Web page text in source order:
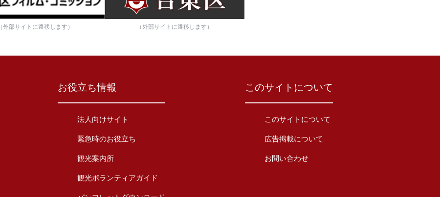
（外部サイトに遷移します） （外部サイトに遷移します）
お役立ち情報
法人向けサイト
緊急時のお役立ち
観光案内所
観光ボランティアガイド
このサイトについて
このサイトについて
広告掲載について
お問い合わせ